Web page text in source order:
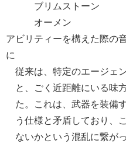
ブリムストーン
オーメン
アビリティーを構えた際の
に
従来は、特定のエージェ
と、ごく近距離にいる味
た。これは、武器を装備
う仕様と矛盾しており、
ないかという混乱に繋が